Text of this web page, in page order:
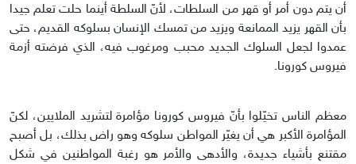
أن يتم دون أمر أو قهر من السلطات، لأنّ السلطة أينما حلت تعلم جيدا
بأن القهر يزيد الممانعة ويزيد من تمسك الإنسان بسلوكه القديم، حتى
عمدوا لجعل السلوك الجديد محبب ومرغوب فيه، الذي فرضته أزمة
فيروس كورونا.
معظم الناس تخيّلوا بأنّ فيروس كورونا مؤامرة لتشريد الملايين، لكنّ
المؤامرة الأكبر هي أن يغيّر المواطن سلوكه وهو راض بذلك، بل أصبح
مقتنع بأشياء جديدة، والأدهى والأمر هو رغبة المواطنين في شكل